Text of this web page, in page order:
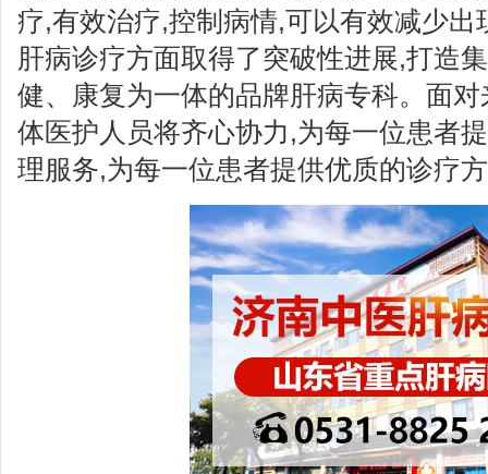
疗,有效治疗,控制病情,可以有效减少出
肝病诊疗方面取得了突破性进展,打造
健、康复为一体的品牌肝病专科。面
体医护人员将齐心协力,为每一位患者
理服务,为每一位患者提供优质的诊疗